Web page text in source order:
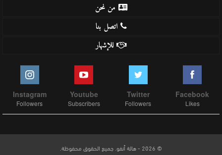
من نحن
اتصل بنا
للإشهار
Facebook
Likes
Twitter
Followers
Youtube
Subscribers
Instagram
Followers
© 2026 - هالة أنفو. جميع الحقوق محفوظة.